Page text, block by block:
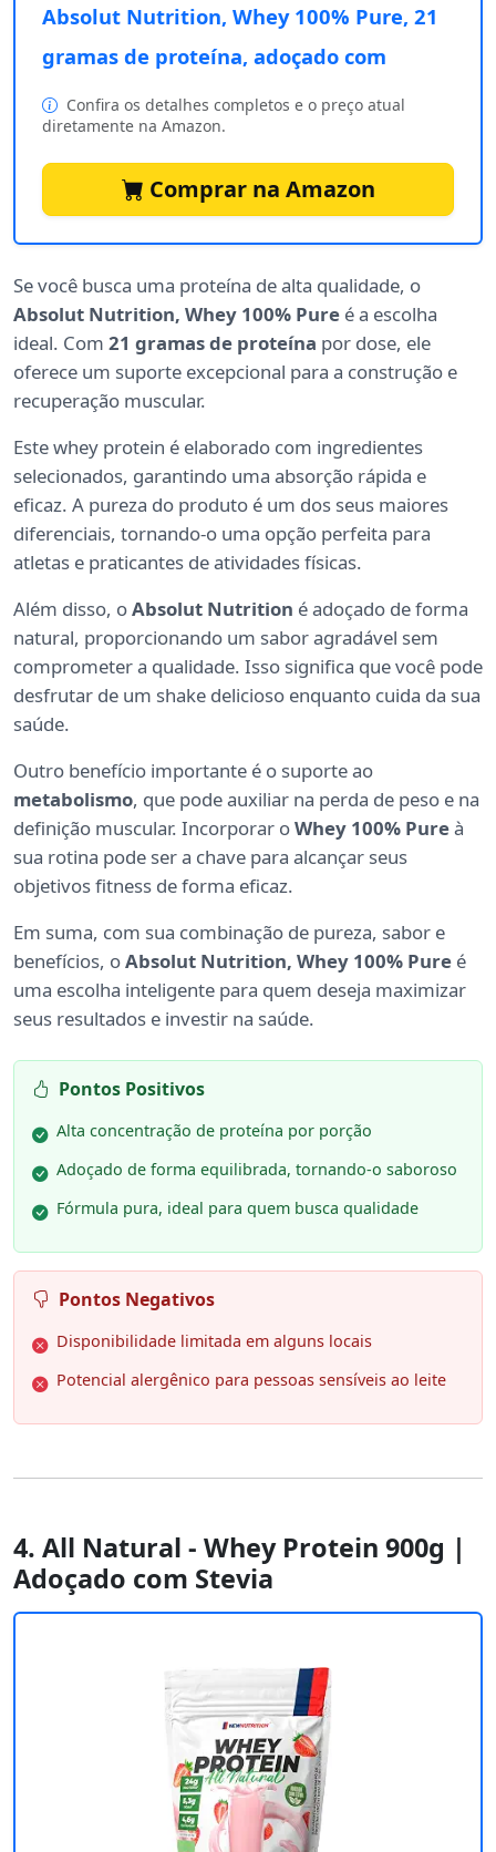
Absolut Nutrition, Whey 100% Pure, 21
gramas de proteína, adoçado com
Confira os detalhes completos e o preço atual
diretamente na Amazon.
Comprar na Amazon
Se você busca uma proteína de alta qualidade, o
Absolut Nutrition, Whey 100% Pure é a escolha
ideal. Com 21 gramas de proteína por dose, ele
oferece um suporte excepcional para a construção e
recuperação muscular.
Este whey protein é elaborado com ingredientes
selecionados, garantindo uma absorção rápida e
eficaz. A pureza do produto é um dos seus maiores
diferenciais, tornando-o uma opção perfeita para
atletas e praticantes de atividades físicas.
Além disso, oAbsolut Nutrition é adoçado de forma
natural, proporcionando um sabor agradável sem
comprometer a qualidade. Isso significa que você pode
desfrutar de um shake delicioso enquanto cuida da sua
saúde.
Outro benefício importante é o suporte ao
metabolismo, que pode auxiliar na perda de peso e na
definição muscular. Incorporar oWhey 100% Pureà
sua rotina pode ser a chave para alcançar seus
objetivos fitness de forma eficaz.
Em suma, com sua combinação de pureza, sabor e
benefícios, oAbsolut Nutrition, Whey 100% Pure é
uma escolha inteligente para quem deseja maximizar
seus resultados e investir na saúde.
Pontos Positivos
Alta concentração de proteína por porção
Adoçado de forma equilibrada, tornando-o saboroso
Fórmula pura, ideal para quem busca qualidade
Pontos Negativos
Disponibilidade limitada em alguns locais
Potencial alergênico para pessoas sensíveis ao leite
4. All Natural - Whey Protein 900g |
Adoçado com Stevia